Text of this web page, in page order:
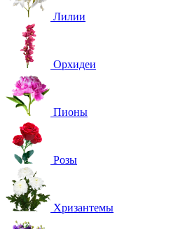
Лилии
Орхидеи
Пионы
Розы
Хризантемы